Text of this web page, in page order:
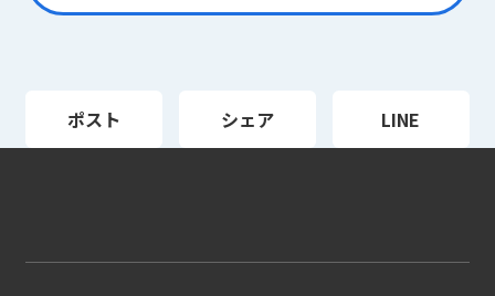
ポスト シェア LINE